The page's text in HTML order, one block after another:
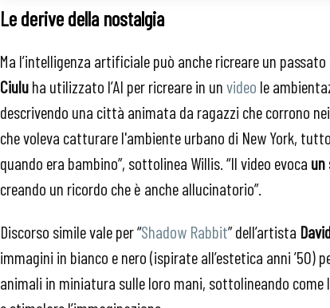
Le derive della nostalgia
Ma l’intelligenza artificiale può anche ricreare un
Ciuluha utilizzato l’AI per ricreare in unvideo le
descrivendo una città animata da ragazzi che corrono
che voleva catturare l'ambiente urbano di New York,
quando era bambino”, sottolinea Willis. “Il video evoca un
creando un ricordo che è anche allucinatorio”.
Discorso simile vale per “Shadow Rabbit” dell’artista
immagini in bianco e nero (ispirate all’estetica anni ’50)
animali in miniatura sulle loro mani, sottolineando